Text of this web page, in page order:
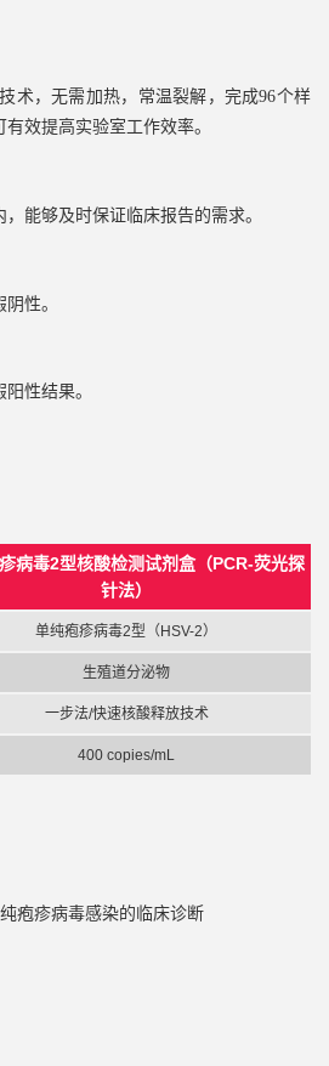
术，无需加热，常温裂解，完成96个样
效提高实验室工作效率。
，能够及时保证临床报告的需求。
性。
性结果。
病毒2型核酸检测试剂盒（PCR-荧光探
针法）
单纯疱疹病毒2型（HSV-2）
生殖道分泌物
一步法/快速核酸释放技术
400 copies/mL
疱疹病毒感染的临床诊断